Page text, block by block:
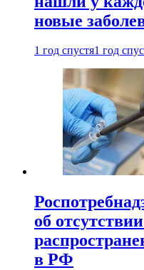
новые
1 год спустя1 год
об
в РФ